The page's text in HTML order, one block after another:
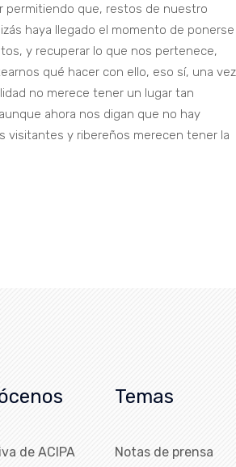
permitiendo que, restos de nuestro
haya llegado el momento de ponerse
y recuperar lo que nos pertenece,
qué hacer con ello, eso sí, una vez
no merece tener un lugar tan
ahora nos digan que no hay
visitantes y ribereños merecen tener la
de ACIPA
Temas
Notas de prensa